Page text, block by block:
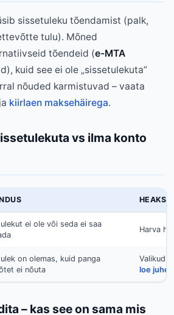
sissetuleku tõendamist (palk,
tulu). Mõned
tõendeid (e-MTA
kuid see ei ole „sissetulekuta”
nõuded karmistuvad – vaata
ja kiirlaen maksehäirega.
vs ilma konto
ei ole või seda ei saa
Harva
on olemas, kuid panga
ei nõuta
Valikud
loe
– kas see on sama mis